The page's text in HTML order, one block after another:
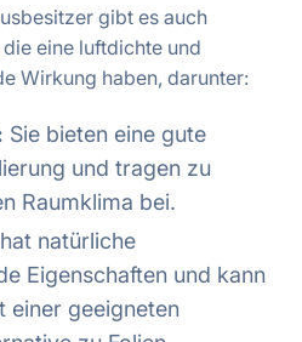
gibt es auch
eine luftdichte und
Wirkung haben, darunter:
Sie bieten eine gute
und tragen zu
Raumklima bei.
natürliche
Eigenschaften und kann
einer geeigneten